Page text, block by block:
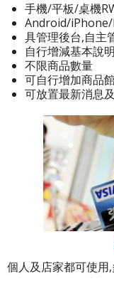
手機/平板/桌機
Android/
具管理後台,自主
自行增減基本說
不限商品數量
可自行增加商品
可放置最新消息
個人及店家都可使用